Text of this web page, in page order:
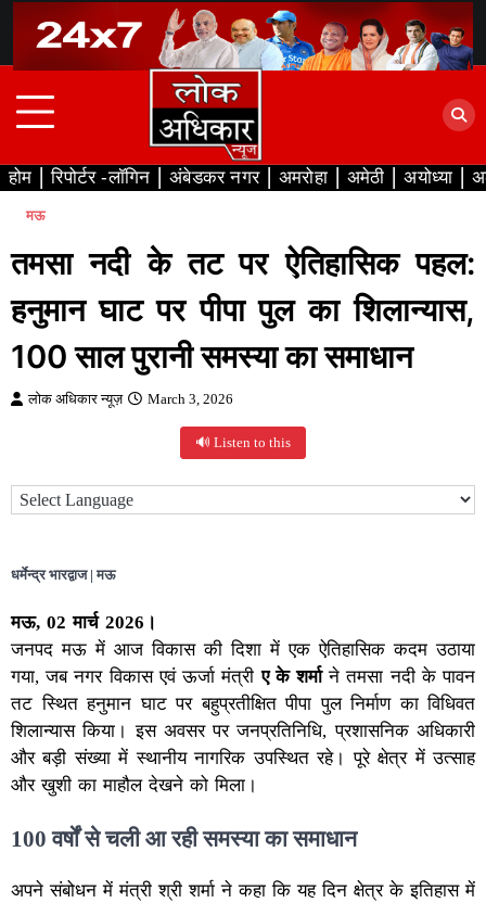
content
होम रिपोर्टर -लॉगिन अंबेडकर नगर अमरोहा अमेठी अयोध्या
मऊ
तमसा नदी के तट पर ऐतिहासिक पहल:
हनुमान घाट पर पीपा पुल का शिलान्यास,
100 साल पुरानी समस्या का समाधान
लोक अधिकार न्यूज़ March 3, 2026
🔊 Listen to this
धर्मेन्द्र भारद्वाज | मऊ
मऊ, 02 मार्च 2026।
जनपद मऊ में आज विकास की दिशा में एक ऐतिहासिक कदम उठाया
गया, जब नगर विकास एवं ऊर्जा मंत्रीए के शर्माने तमसा नदी के पावन
तट स्थित हनुमान घाट पर बहुप्रतीक्षित पीपा पुल निर्माण का विधिवत
शिलान्यास किया। इस अवसर पर जनप्रतिनिधि, प्रशासनिक अधिकारी
और बड़ी संख्या में स्थानीय नागरिक उपस्थित रहे। पूरे क्षेत्र में उत्साह
और खुशी का माहौल देखने को मिला।
100 वर्षों से चली आ रही समस्या का समाधान
अपने संबोधन में मंत्री श्री शर्मा ने कहा कि यह दिन क्षेत्र के इतिहास में